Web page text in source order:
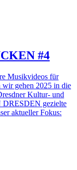
#4
Musikvideos für
gehen 2025 in die
Kultur- und
gezielte
aktueller Fokus: